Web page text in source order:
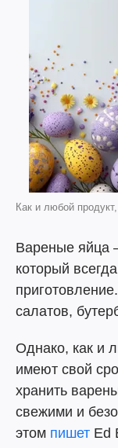
Как и любой
Вареные яйца
который
салатов,
Однако, как и
имеют свой
хранить
свежими и
этом пишет Ed